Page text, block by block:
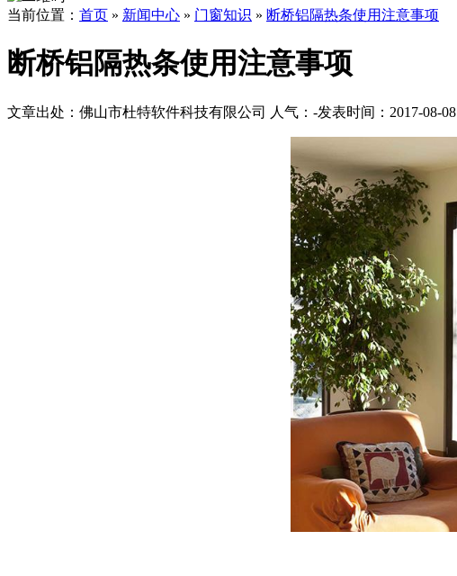
当前位置： 首页 » 新闻中心 » 门窗知识 » 断桥铝隔热条使用注意事项
断桥铝隔热条使用注意事项
文章出处：佛山市杜特软件科技有限公司 人气： -发表时间：2017-08-08